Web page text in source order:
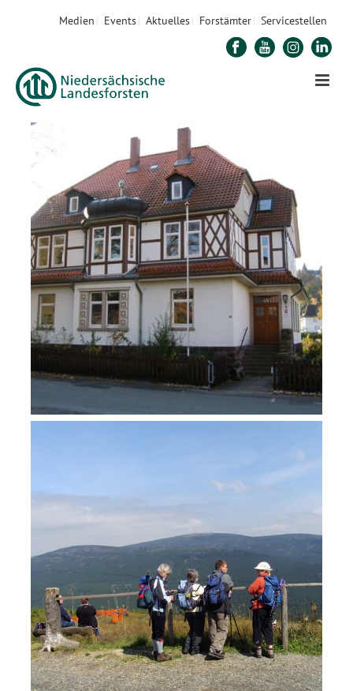
Medien Events Aktuelles Forstämter Servicestellen